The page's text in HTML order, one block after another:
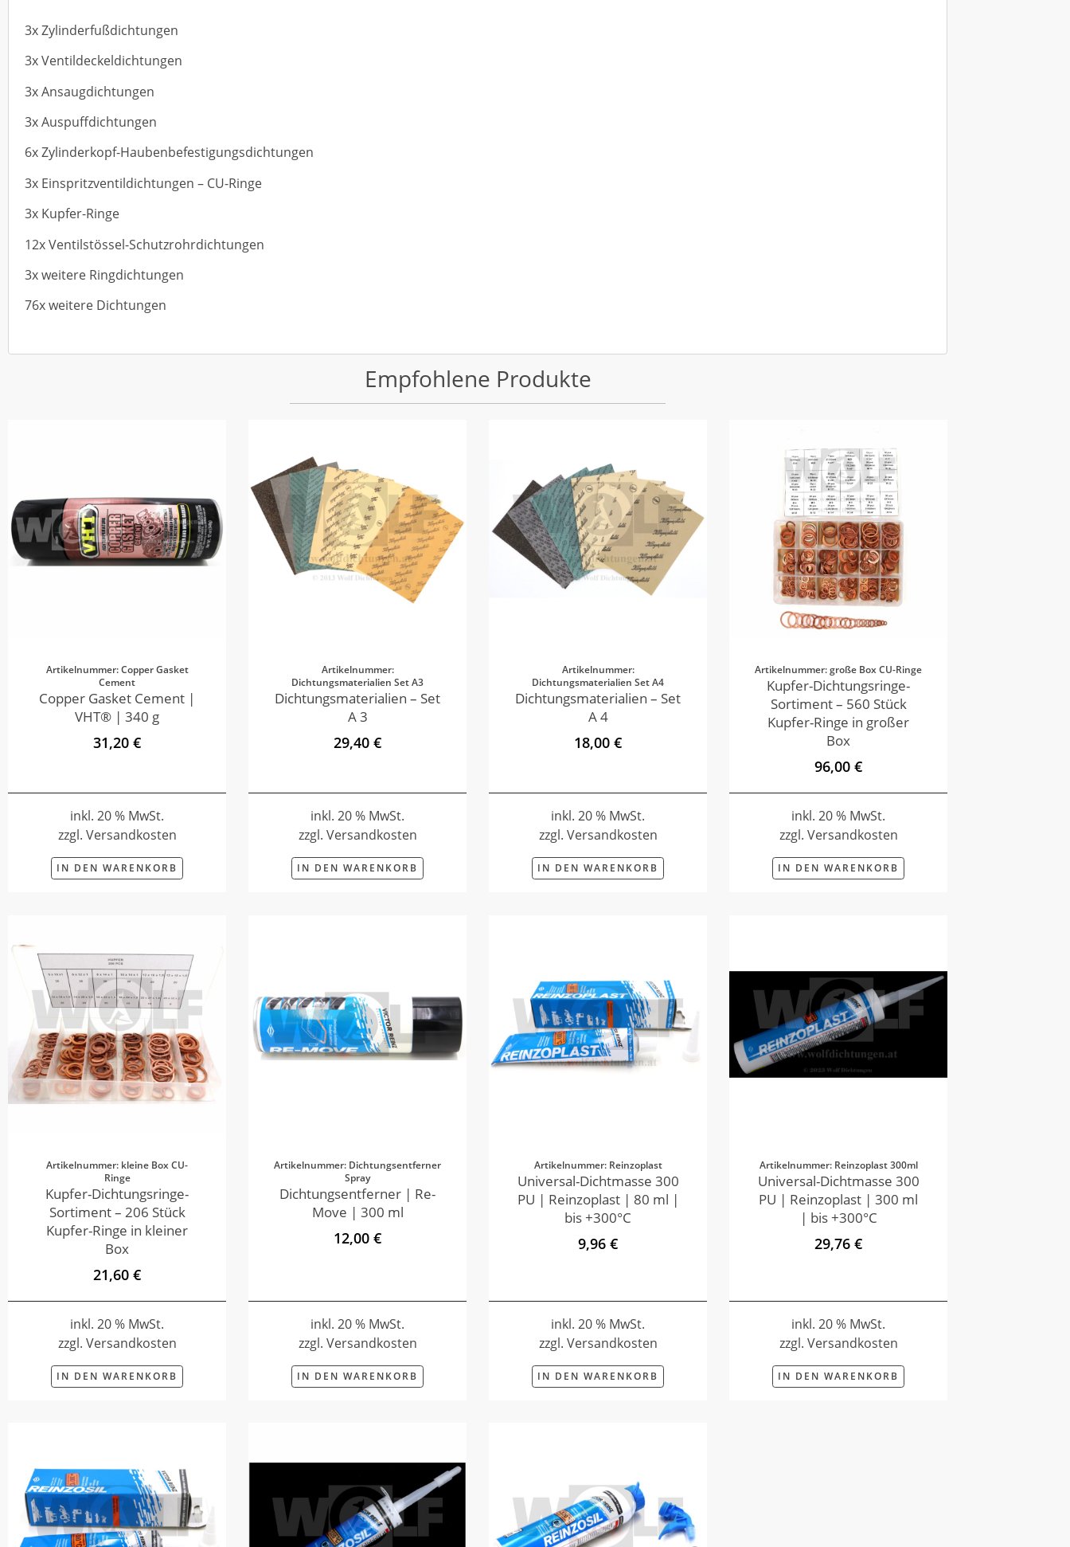
3x Zylinderfußdichtungen
3x Ventildeckeldichtungen
3x Ansaugdichtungen
3x Auspuffdichtungen
6x Zylinderkopf-Haubenbefestigungsdichtungen
3x Einspritzventildichtungen – CU-Ringe
3x Kupfer-Ringe
12x Ventilstössel-Schutzrohrdichtungen
3x weitere Ringdichtungen
76x weitere Dichtungen
Empfohlene Produkte
Artikelnummer: Copper Gasket
Cement
Copper Gasket Cement |
VHT® | 340 g
31,20 €
inkl. 20 % MwSt.
zzgl. Versandkosten
IN DEN WARENKORB
Artikelnummer:
Dichtungsmaterialien Set A3
Dichtungsmaterialien – Set
A 3
29,40 €
inkl. 20 % MwSt.
zzgl. Versandkosten
IN DEN WARENKORB
Artikelnummer:
Dichtungsmaterialien Set A4
Dichtungsmaterialien – Set
A 4
18,00 €
inkl. 20 % MwSt.
zzgl. Versandkosten
IN DEN WARENKORB
Artikelnummer: große Box CU-Ringe
Kupfer-Dichtungsringe-
Sortiment – 560 Stück
Kupfer-Ringe in großer
Box
96,00 €
inkl. 20 % MwSt.
zzgl. Versandkosten
IN DEN WARENKORB
Artikelnummer: kleine Box CU-
Ringe
Kupfer-Dichtungsringe-
Sortiment – 206 Stück
Kupfer-Ringe in kleiner
Box
21,60 €
inkl. 20 % MwSt.
zzgl. Versandkosten
IN DEN WARENKORB
Artikelnummer: Dichtungsentferner
Spray
Dichtungsentferner | Re-
Move | 300 ml
12,00 €
inkl. 20 % MwSt.
zzgl. Versandkosten
IN DEN WARENKORB
Artikelnummer: Reinzoplast
Universal-Dichtmasse 300
PU | Reinzoplast | 80 ml |
bis +300°C
9,96 €
inkl. 20 % MwSt.
zzgl. Versandkosten
IN DEN WARENKORB
Artikelnummer: Reinzoplast 300ml
Universal-Dichtmasse 300
PU | Reinzoplast | 300 ml
| bis +300°C
29,76 €
inkl. 20 % MwSt.
zzgl. Versandkosten
IN DEN WARENKORB